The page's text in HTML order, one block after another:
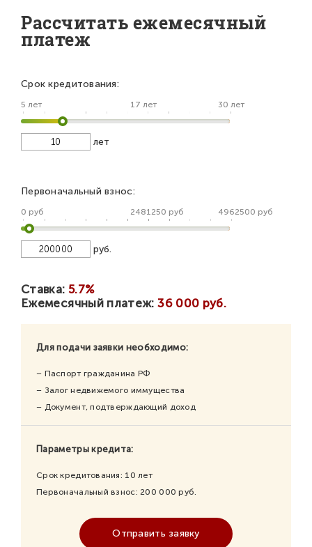
Рассчитать ежемесячный
платеж
Срок кредитования:
5 лет 17 лет 30 лет
лет
Первоначальный взнос:
0 руб 2481250 руб 4962500 руб
руб.
Ставка: 5.7%
Ежемесячный платеж:36 000 руб.
Для подачи заявки необходимо:
– Паспорт гражданина РФ
– Залог недвижемого иммущества
– Документ, подтверждающий доход
Параметры кредита:
Срок кредитования: 10 лет
Первоначальный взнос: 200 000 руб.
Отправить заявку